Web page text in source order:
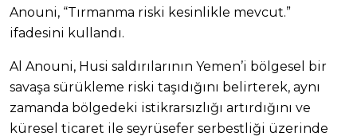
Anouni, “Tırmanma riski kesinlikle mevcut.”
ifadesini kullandı.
Al Anouni, Husi saldırılarının Yemen’i bölgesel bir
savaşa sürükleme riski taşıdığını belirterek, aynı
zamanda bölgedeki istikrarsızlığı artırdığını ve
küresel ticaret ile seyrüsefer serbestliği üzerinde